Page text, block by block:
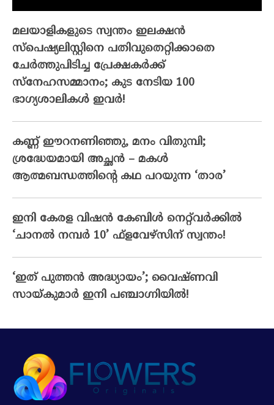
മലയാളികളുടെ സ്വന്തം ഇലക്ഷന്‍
സ്‌പെഷ്യലിസ്റ്റിനെ പതിവുതെറ്റിക്കാതെ
ചേര്‍ത്തുപിടിച്ച പ്രേക്ഷകര്‍ക്ക്
സ്‌നേഹസമ്മാനം; കുട നേടിയ 100
ഭാഗ്യശാലികള്‍ ഇവര്‍!
കണ്ണ് ഈറനണിഞ്ഞു, മനം വിതുമ്പി;
ശ്രദ്ധേയമായി അച്ഛൻ – മകൾ
ആത്മബന്ധത്തിന്റെ കഥ പറയുന്ന ‘താര’
ഇനി കേരള വിഷൻ കേബിൾ നെറ്റ്‌വർക്കിൽ
‘ചാനൽ നമ്പർ 10’ ഫ്‌ളവേഴ്‌സിന് സ്വന്തം!
‘ഇത് പുത്തൻ അദ്ധ്യായം’; വൈഷ്‌ണവി
സായ്‌കുമാർ ഇനി പഞ്ചാഗ്നിയിൽ!